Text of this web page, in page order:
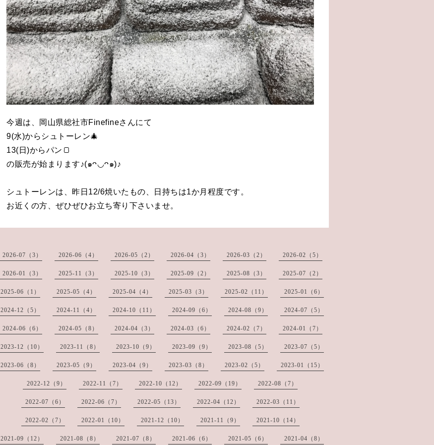
今週は、岡山県総社市Finefineさんにて
9(水)からシュトーレン🎄
13(日)からパン🍞
の販売が始まります♪(๑ᴖ◡ᴖ๑)♪
シュトーレンは、昨日12/6焼いたもの、日持ちは1か月程度です。
お近くの方、ぜひぜひお立ち寄り下さいませ。
2026-07（3） 2026-06（4） 2026-05（2） 2026-04（3） 2026-03（2） 2026-02（5）
2026-01（3） 2025-11（3） 2025-10（3） 2025-09（2） 2025-08（3） 2025-07（2）
2025-06（1） 2025-05（4） 2025-04（4） 2025-03（3） 2025-02（11） 2025-01（6）
2024-12（5） 2024-11（4） 2024-10（11） 2024-09（6） 2024-08（9） 2024-07（5）
2024-06（6） 2024-05（8） 2024-04（3） 2024-03（6） 2024-02（7） 2024-01（7）
2023-12（10） 2023-11（8） 2023-10（9） 2023-09（9） 2023-08（5） 2023-07（5）
2023-06（8） 2023-05（9） 2023-04（9） 2023-03（8） 2023-02（5） 2023-01（15）
2022-12（9） 2022-11（7） 2022-10（12） 2022-09（19） 2022-08（7）
2022-07（6） 2022-06（7） 2022-05（13） 2022-04（12） 2022-03（11）
2022-02（7） 2022-01（10） 2021-12（10） 2021-11（9） 2021-10（14）
2021-09（12） 2021-08（8） 2021-07（8） 2021-06（6） 2021-05（6） 2021-04（8）